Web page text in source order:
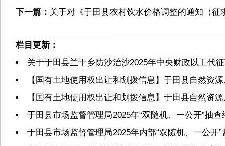
下一篇： 关于对《于田县农村饮水价格调整的通知（
栏目更新：
关于于田县兰干乡防沙治沙2025年中央财政以工代
【国有土地使用权出让和划拨信息】于田县自然资
【国有土地使用权出让和划拨信息】于田县自然资
于田县市场监督管理局2025年“双随机、一公开”抽查
于田县市场监督管理局2025年内部“双随机、一公开